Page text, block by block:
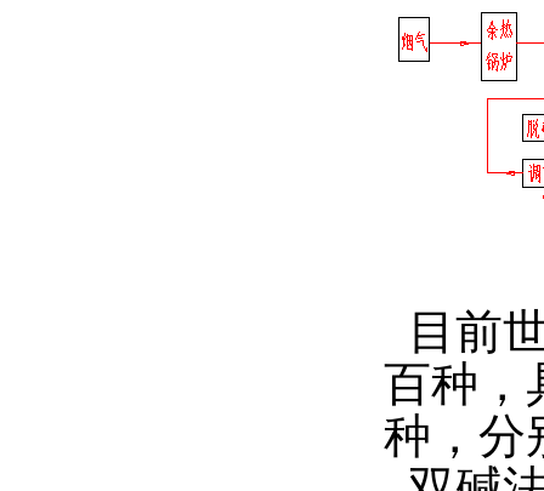
目前
百种，
种，分